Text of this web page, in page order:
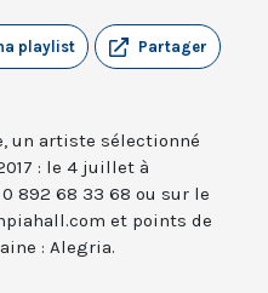
Partager
playlist
un artiste sélectionné
: le 4 juillet à
892 68 33 68 ou sur le
et points de
: Alegria.